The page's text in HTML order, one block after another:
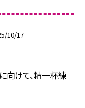
10/17
向けて、精一杯練